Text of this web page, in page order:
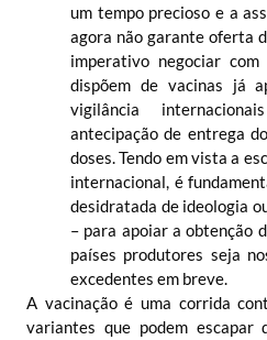
um tempo precioso e a
agora não garante oferta
imperativo negociar
dispõem de vacinas já
vigilância
antecipação de entrega
doses. Tendo em vista a
internacional, é
desidratada de ideologia
– para apoiar a obtenção
países produtores seja
excedentes em breve.
A vacinação é uma corrida
variantes que podem escapar